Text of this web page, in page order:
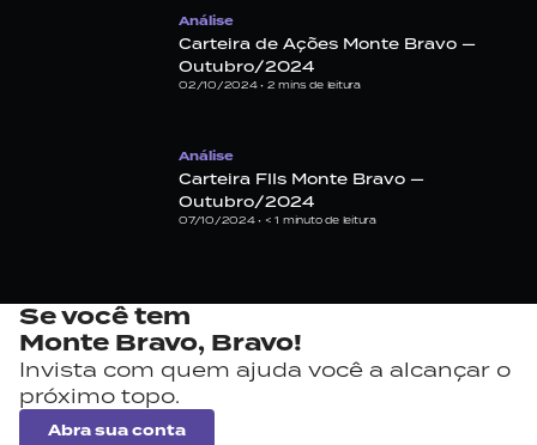
Análise
Carteira de Ações Monte Bravo —
Outubro/2024
02/10/2024 • 2 mins de leitura
Análise
Carteira FIIs Monte Bravo —
Outubro/2024
07/10/2024 • < 1 minuto de leitura
Se você tem
Monte Bravo, Bravo!
Invista com quem ajuda você a alcançar o
próximo topo.
Abra sua conta